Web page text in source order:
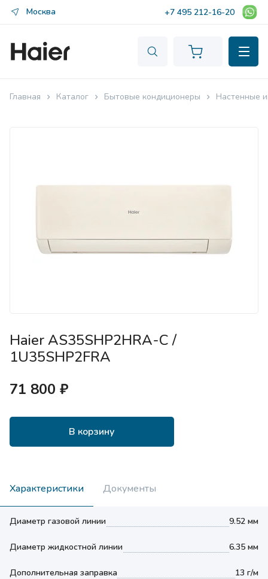
Москва +7 495 212-16-20
Главная Каталог Бытовые кондиционеры Настенные
Haier AS35SHP2HRA-C /
1U35SHP2FRA
71 800 ₽
В корзину
Характеристики Документы
Диаметр газовой линии 9.52 мм
Диаметр жидкостной линии 6.35 мм
Дополнительная заправка 13 г/м